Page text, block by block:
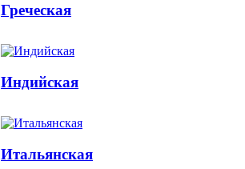
Греческая
Индийская
Итальянская